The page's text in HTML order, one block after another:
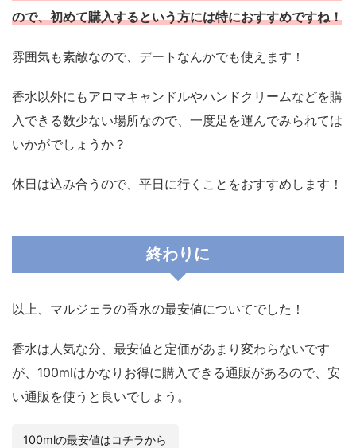
ので、初めて購入するという方には特におすすめですね！
雰囲気も素敵なので、デートなんかでも使えます！
香水以外にもアロマキャンドルやハンドクリームなどを購
入できる数少ない場所なので、一度足を運んでみられては
いかがでしょうか？
休日は込み合うので、平日に行くことをおすすめします！
終わりに
以上、マルジェラの香水の最安値についてでした！
香水は人気な分、最安値と定価があまり変わらないです
が、100mlはかなりお得に購入できる通販があるので、安
い通販を使うと良いでしょう。
100mlの最安値はコチラから